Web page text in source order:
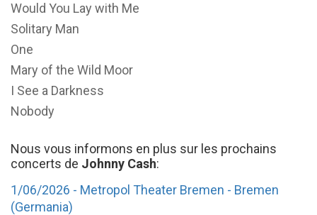
Would You Lay with Me
Solitary Man
One
Mary of the Wild Moor
I See a Darkness
Nobody
Nous vous informons en plus sur les prochains
concerts de Johnny Cash:
1/06/2026 - Metropol Theater Bremen - Bremen
(Germania)